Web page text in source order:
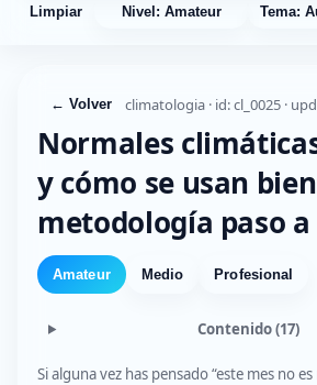
Limpiar Nivel: Amateur Tema:
← Volver climatologia · id: cl_0025 ·
Normales
y cómo se usan
metodología paso a
Amateur Medio Profesional
Contenido(17)
Si alguna vez has pensado “este mes no